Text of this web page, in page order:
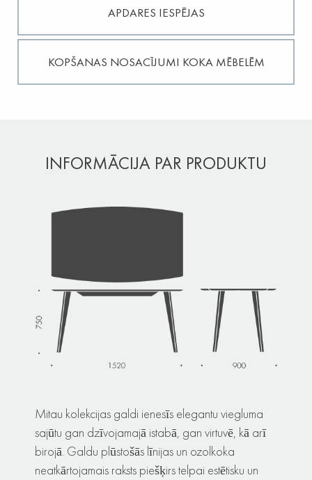
APDARES IESPĒJAS
KOPŠANAS NOSACĪJUMI KOKA MĒBELĒM
INFORMĀCIJA PAR PRODUKTU
Mitau kolekcijas galdi ienesīs elegantu viegluma
sajūtu gan dzīvojamajā istabā, gan virtuvē, kā arī
birojā. Galdu plūstošās līnijas un ozolkoka
neatkārtojamais raksts piešķirs telpai estētisku un